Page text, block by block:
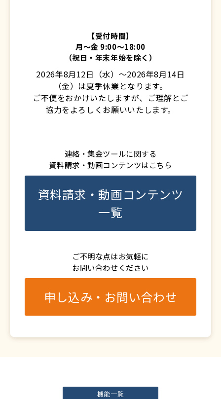
【受付時間】
月〜金 9:00〜18:00
（祝日・年末年始を除く）
2026年8月12日（水）～2026年8月14日
（金）は夏季休業となります。
ご不便をおかけいたしますが、ご理解とご
協力をよろしくお願いいたします。
連絡・集金ツールに関する
資料請求・動画コンテンツはこちら
資料請求・動画コンテンツ
一覧
ご不明な点はお気軽に
お問い合わせください
申し込み・お問い合わせ
機能一覧